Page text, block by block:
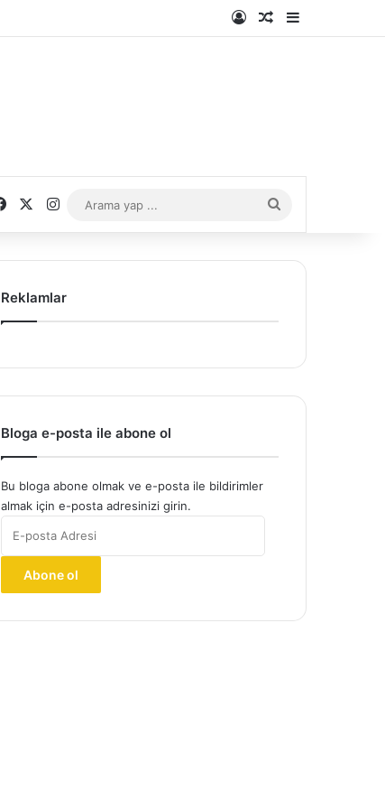
Kayıt OlRastgele Makale
Kenar
FacebookInstagram
yap
Reklamlar
Bloga e-posta ile abone ol
Bu bloga abone olmak ve e-posta ile bildirimler
almak için e-posta adresinizi girin.
posta
Abone ol